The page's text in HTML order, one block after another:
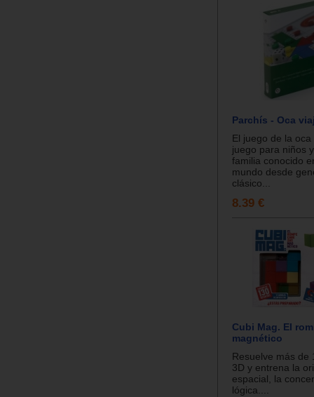
Parchís - Oca
El juego de la
juego para niños
familia conocido
mundo desde
clásico...
8.39 €
Cubi Mag. El
magnético
Resuelve más de
3D y entrena la
espacial, la
lógica....